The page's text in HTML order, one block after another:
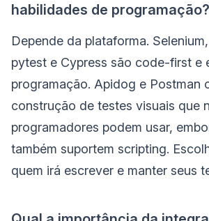
habilidades de programação?
Depende da plataforma.
pytest e Cypress são code-first e
programação. Apidog e Postman
construção de testes visuais que
programadores podem usar,
também suportem scripting.
quem irá escrever e manter seus